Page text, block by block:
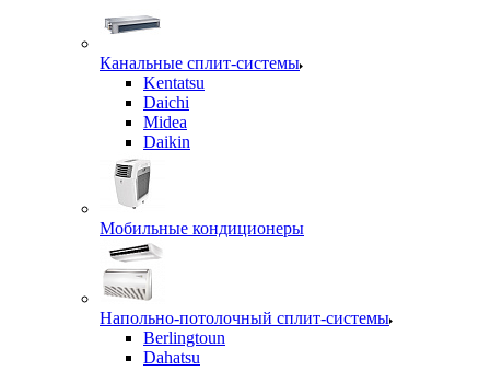
Канальные сплит-системы
Kentatsu
Daichi
Midea
Daikin
Мобильные кондиционеры
Напольно-потолочный сплит-системы
Berlingtoun
Dahatsu